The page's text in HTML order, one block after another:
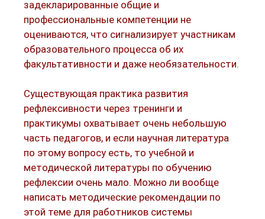
задекларированные общие и
профессиональные компетенции не
оцениваются, что сигнализирует участникам
образовательного процесса об их
факультативности и даже необязательности.
Существующая практика развития
рефлексивности через тренинги и
практикумы охватывает очень небольшую
часть педагогов, и если научная литература
по этому вопросу есть, то учебной и
методической литературы по обучению
рефлексии очень мало. Можно ли вообще
написать методические рекомендации по
этой теме для работников системы